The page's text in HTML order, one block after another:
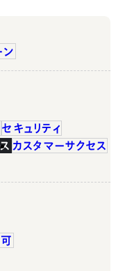
ン
セキュリティ
カスタマーサクセス